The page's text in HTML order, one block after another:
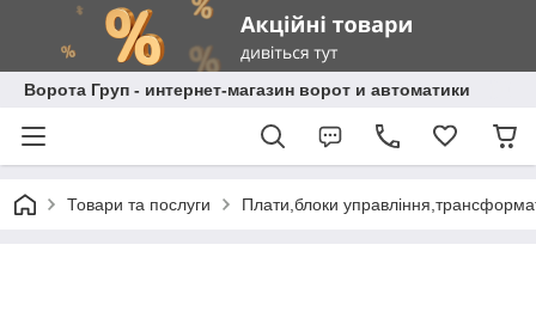
Ворота Груп - интернет-магазин ворот и автоматики
Товари та послуги Плати,блоки